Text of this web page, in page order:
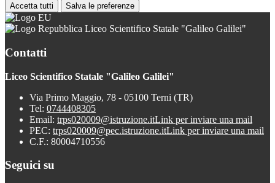
Accetta tutti Salva le preferenze
Liceo Scientifico Statale "Galileo Galilei"
Contatti
Liceo Scientifico Statale "Galileo Galilei"
Via Primo Maggio, 78 - 05100 Terni (TR)
Tel: 0744408305
Email: trps020009@istruzione.itLink per inviare una mail
PEC: trps020009@pec.istruzione.itLink per inviare una mail
C.F.: 80004710556
Seguici su